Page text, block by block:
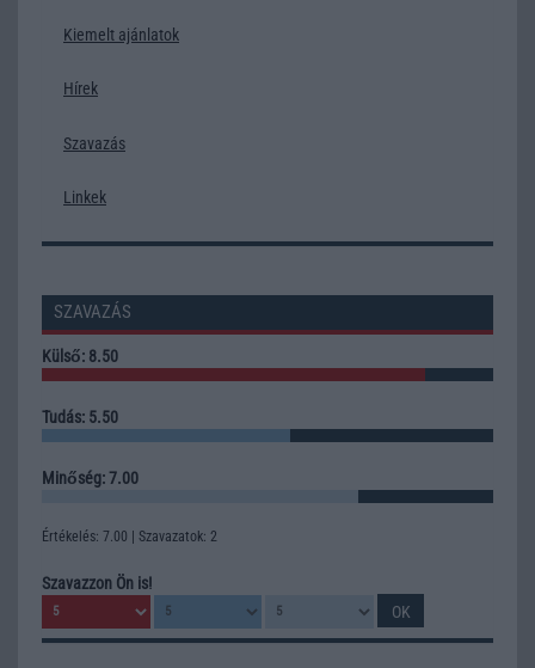
Kiemelt ajánlatok
Hírek
Szavazás
Linkek
SZAVAZÁS
Külső: 8.50
Tudás: 5.50
Minőség: 7.00
Értékelés: 7.00 | Szavazatok: 2
Szavazzon Ön is!